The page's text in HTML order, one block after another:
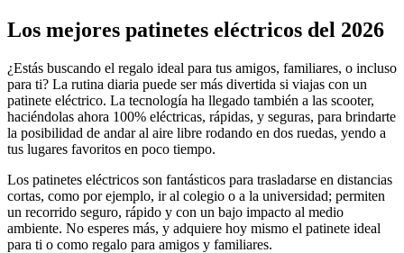
Los mejores patinetes eléctricos del 2026
¿Estás buscando el regalo ideal para tus amigos, familiares, o incluso
para ti? La rutina diaria puede ser más divertida si viajas con un
patinete eléctrico. La tecnología ha llegado también a las scooter,
haciéndolas ahora 100% eléctricas, rápidas, y seguras, para brindarte
la posibilidad de andar al aire libre rodando en dos ruedas, yendo a
tus lugares favoritos en poco tiempo.
Los patinetes eléctricos son fantásticos para trasladarse en distancias
cortas, como por ejemplo, ir al colegio o a la universidad; permiten
un recorrido seguro, rápido y con un bajo impacto al medio
ambiente. No esperes más, y adquiere hoy mismo el patinete ideal
para ti o como regalo para amigos y familiares.